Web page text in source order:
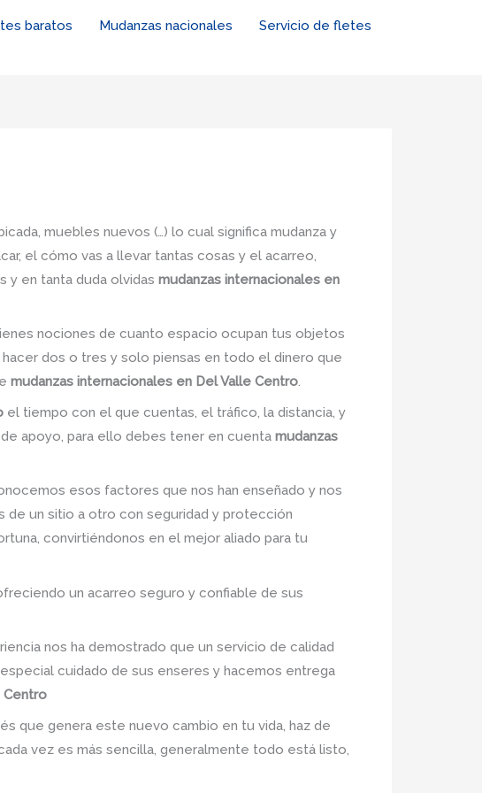
baratos Mudanzas nacionales
Servicio de fletes
muebles nuevos (…) lo cual significa mudanza y
el cómo vas a llevar tantas cosas y el acarreo,
y en tanta duda olvidas mudanzas internacionales en
nociones de cuanto espacio ocupan tus objetos
dos o tres y solo piensas en todo el dinero que
mudanzas internacionales en Del Valle Centro.
el tiempo con el que cuentas, el tráfico, la distancia, y
apoyo, para ello debes tener en cuenta mudanzas
esos factores que nos han enseñado y nos
de un sitio a otro con seguridad y protección
convirtiéndonos en el mejor aliado para tu
un acarreo seguro y confiable de sus
nos ha demostrado que un servicio de calidad
cuidado de sus enseres y hacemos entrega
Centro
que genera este nuevo cambio en tu vida, haz de
vez es más sencilla, generalmente todo está listo,